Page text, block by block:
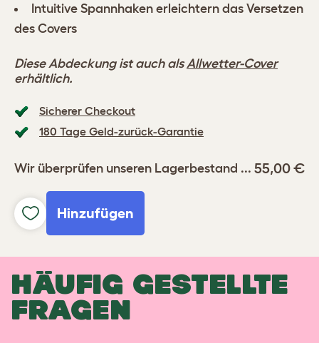
Sicherer Checkout
180 Tage Geld-zurück-Garantie
Wir überprüfen unseren Lagerbestand ... 55,00 €
Hinzufügen
Intuitive Spannhaken erleichtern das Versetzen
des Covers
Diese Abdeckung ist auch alsAllwetter-Cover
erhältlich.
HÄUFIG GESTELLTE
FRAGEN